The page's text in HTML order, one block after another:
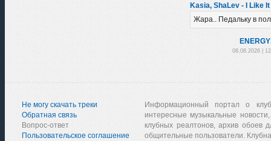
Kasia, ShaLev - I Like
Жара.. Педальку в пол
08.08.2026 |
Не могу скачать треки
Обратная связь
Вопрос-ответ
Пользовательское соглашение
Информационный портал о
интересные музыкальные
клубных реалтонов, архив обоев
общительные пользователи.